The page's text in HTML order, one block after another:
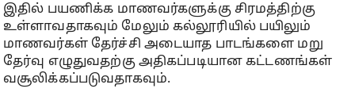
இதில் பயணிக்க மாணவர்களுக்கு சிரமத்திற்கு
உள்ளாவதாகவும் மேலும் கல்லூரியில் பயிலும்
மாணவர்கள் தேர்ச்சி அடையாத பாடங்களை மறு
தேர்வு எழுதுவதற்கு அதிகப்படியான கட்டணங்கள்
வசூலிக்கப்படுவதாகவும்.